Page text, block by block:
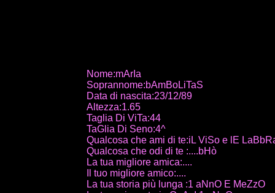
Nome:mArIa
Soprannome:bAmBoLiTaS
Data di nascita:23/12/89
Altezza:1.65
Taglia Di ViTa:44
TaGlia Di Seno:4^
Qualcosa che ami di te:iL ViSo e lE
Qualcosa che odi di te :....bHò
La tua migliore amica:....
Il tuo migliore amico:....
La tua storia più lunga :1 aNnO E MeZzO